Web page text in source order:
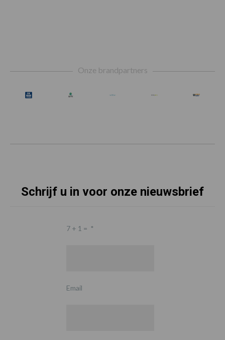
Onze brandpartners
Schrijf u in voor onze nieuwsbrief
7 + 1 = *
Email